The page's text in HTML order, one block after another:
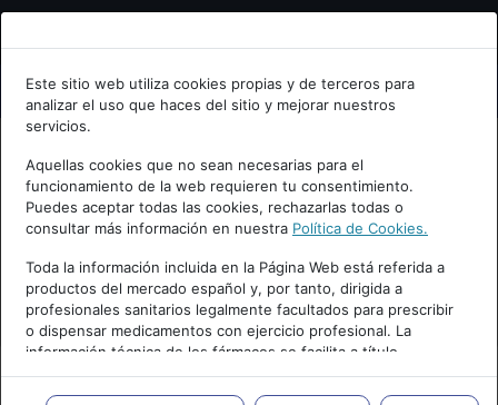
Bienvenid@ a psiquiatria.com
Escribe tu Email
Accede o regístrate con tu email.
Cancelar
Este sitio web utiliza cookies propias y de terceros para
analizar el uso que haces del sitio y mejorar nuestros
servicios.
Aquellas cookies que no sean necesarias para el
funcionamiento de la web requieren tu consentimiento.
Puedes aceptar todas las cookies, rechazarlas todas o
consultar más información en nuestra Política de Cookies.
Toda la información incluida en la Página Web está referida a
productos del mercado español y, por tanto, dirigida a
profesionales sanitarios legalmente facultados para prescribir
o dispensar medicamentos con ejercicio profesional. La
información técnica de los fármacos se facilita a título
meramente informativo, siendo responsabilidad de los
profesionales facultados prescribir medicamentos y decidir, en